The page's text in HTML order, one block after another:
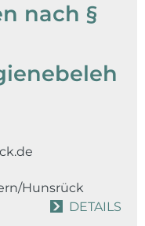
nach §
Hunsrück
DETAILS